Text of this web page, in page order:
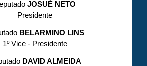
JOSUÉ NETO
Presidente
BELARMINO LINS
1º Vice - Presidente
DAVID ALMEIDA